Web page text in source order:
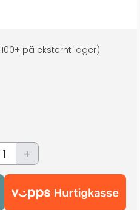
100+ på eksternt lager)
+